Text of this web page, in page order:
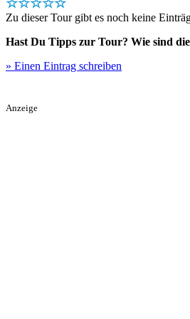
☆☆☆☆☆
Zu dieser Tour gibt es noch keine
Hast Du Tipps zur Tour? Wie sind
» Einen Eintrag schreiben
Anzeige